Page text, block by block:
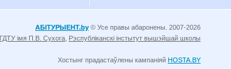
АБІТУРЫЕНТ.by © Усе правы абаронены. 2007-2026
ГДТУ імя П.В. Сухога, Рэспубліканскі інстытут вышэйшай школы
Хостынг прадастаўлены кампаніяй HOSTA.BY